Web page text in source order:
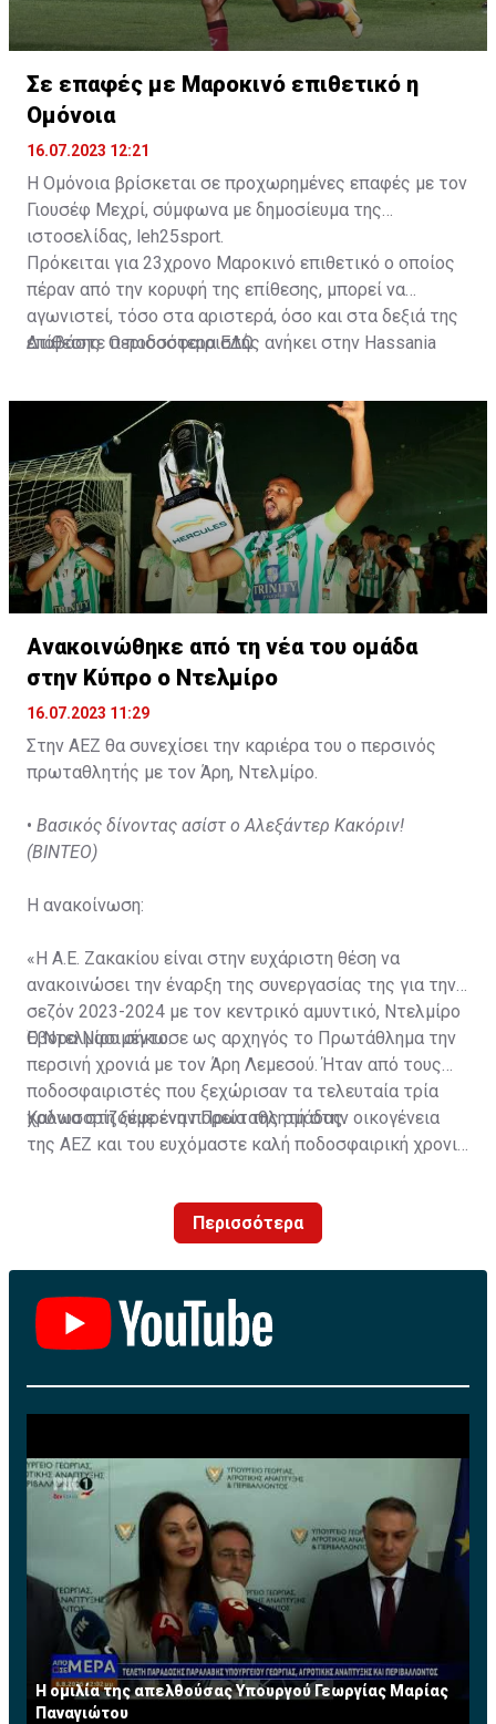
Σε επαφές με Μαροκινό επιθετικό η
Ομόνοια
16.07.2023 12:21
Η Ομόνοια βρίσκεται σε προχωρημένες επαφές με τον
Γιουσέφ Μεχρί, σύμφωνα με δημοσίευμα της
ιστοσελίδας, leh25sport.
Πρόκειται για 23χρονο Μαροκινό επιθετικό ο οποίος
πέραν από την κορυφή της επίθεσης, μπορεί να
αγωνιστεί, τόσο στα αριστερά, όσο και στα δεξιά της
επίθεσης. Ο ποδοσφαιριστής ανήκει στην Hassania
Διαβάστε περισσότεραΕΔΩ.
Ανακοινώθηκε από τη νέα του ομάδα
στην Κύπρο ο Ντελμίρο
16.07.2023 11:29
Στην ΑΕΖ θα συνεχίσει την καριέρα του ο περσινός
πρωταθλητής με τον Άρη, Ντελμίρο.
• Βασικός δίνοντας ασίστ ο Αλεξάντερ Κακόριν!
(ΒΙΝΤΕΟ)
Η ανακοίνωση:
«Η Α.Ε. Ζακακίου είναι στην ευχάριστη θέση να
ανακοινώσει την έναρξη της συνεργασίας της για την
σεζόν 2023-2024 με τον κεντρικό αμυντικό, Ντελμίρο
Έβορα Νασιμέντο.
Ο Ντελμίρο σήκωσε ως αρχηγός το Πρωτάθλημα την
περσινή χρονιά με τον Άρη Λεμεσού. Ήταν από τους
ποδοσφαιριστές που ξεχώρισαν τα τελευταία τρία
χρόνια στη ξέφρενη πορεία της ομάδας.
Καλωσορίζουμε έναν Πρωταθλητή στην οικογένεια
της ΑΕΖ και του ευχόμαστε καλή ποδοσφαιρική χρονιά
Περισσότερα
Η ομιλία της απελθούσας Υπουργού Γεωργίας Μαρίας
Παναγιώτου